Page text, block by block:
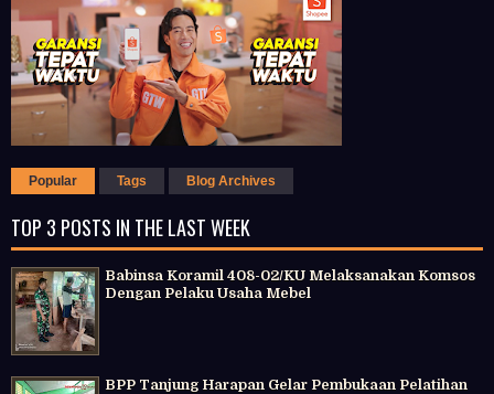
Popular Tags Blog Archives
TOP 3 POSTS IN THE LAST WEEK
Babinsa Koramil 408-02/KU Melaksanakan Komsos
Dengan Pelaku Usaha Mebel
BPP Tanjung Harapan Gelar Pembukaan Pelatihan